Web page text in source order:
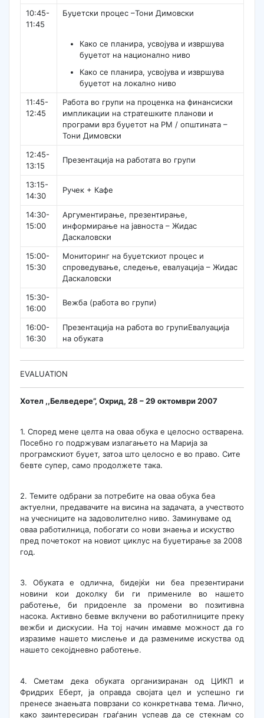
10:45-
11:45
Буџетски процес –Тони Димовски
Како се планира, усвојува и извршува
буџетот на национално ниво
Како се планира, усвојува и извршува
буџетот на локално ниво
11:45-
12:45
Работа во групи на проценка на финансиски
импликации на стратешките планови и
програми врз буџетот на РМ / општината –
Тони Димовски
12:45-
13:15
Презентација на работата во групи
13:15-
14:30
Ручек + Кафе
14:30-
15:00
Аргументирање, презентирање,
информирање на јавноста – Жидас
Даскаловски
15:00-
15:30
Мониторинг на буџетскиот процес и
спроведување, следење, евалуација – Жидас
Даскаловски
15:30-
16:00
Вежба (работа во групи)
16:00-
16:30
Презентација на работа во групиЕвалуација
на обуката
EVALUATION
Хотел ,,Белведере”, Охрид, 28 – 29 октомври 2007
1. Според мене целта на оваа обука е целосно остварена.
Посебно го подржувам излагањето на Марија за
програмскиот буџет, затоа што целосно е во право. Сите
бевте супер, само продолжете така.
2. Темите одбрани за потребите на оваа обука беа
актуелни, предавачите на висина на задачата, а учеството
на учесниците на задоволително ниво. Заминуваме од
оваа работилница, побогати со нови знаења и искуство
пред почетокот на новиот циклус на буџетирање за 2008
год.
3. Обуката е одлична, бидејќи ни беа презентирани
новини кои доколку би ги примениле во нашето
работење, би придоенле за промени во позитивна
насока. Активно бевме вклучени во работилниците преку
вежби и дискусии. На тој начин имавме можност да го
изразиме нашето мислење и да размениме искуства од
нашето секојдневно работење.
4. Сметам дека обуката организиранан од ЦИКП и
Фридрих Еберт, ја оправда својата цел и успешно ги
пренесе знаењата поврзани со конкретнава тема. Лично,
како заинтересиран граѓанин успеав да се стекнам со